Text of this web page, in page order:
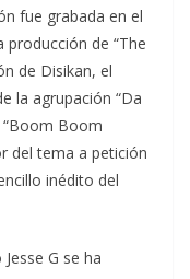
fue grabada en el
de “The
de Disikan, el
la agrupación “Da
“Boom Boom
del tema a petición
inédito del
G se ha